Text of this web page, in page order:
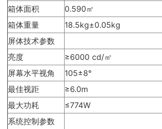
箱体面积
0.590㎡
箱体重量
18.5kg±0.05kg
屏体技术参数
亮度
≥6000 cd/㎡
屏幕水平视角
105±8°
最佳视距
≥6.0m
最大功耗
≤774W
系统控制参数